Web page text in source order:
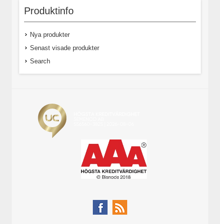
Produktinfo
Nya produkter
Senast visade produkter
Search